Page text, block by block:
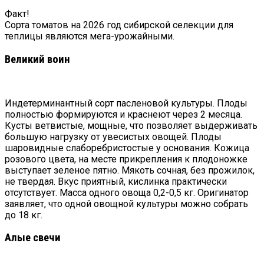
Факт!
Сорта томатов на 2026 год сибирской селекции для
теплицы являются мега-урожайными.
Великий воин
Индетерминантный сорт пасленовой культуры. Плоды
полностью формируются и краснеют через 2 месяца.
Кусты ветвистые, мощные, что позволяет выдерживать
большую нагрузку от увесистых овощей. Плоды
шаровидные слаборебристостые у основания. Кожица
розового цвета, на месте прикрепления к плодоножке
выступает зеленое пятно. Мякоть сочная, без прожилок,
не твердая. Вкус приятный, кислинка практически
отсутствует. Масса одного овоща 0,2-0,5 кг. Оригинатор
заявляет, что одной овощной культуры можно собрать
до 18 кг.
Алые свечи